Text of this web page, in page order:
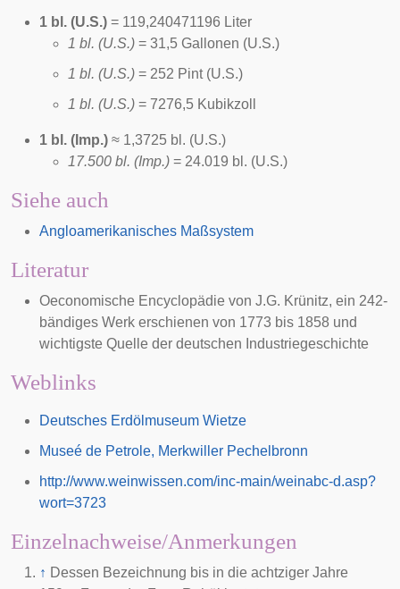
1 bl. (U.S.) = 119,240471196 Liter
1 bl. (U.S.) = 31,5 Gallonen (U.S.)
1 bl. (U.S.) = 252 Pint (U.S.)
1 bl. (U.S.) = 7276,5 Kubikzoll
1 bl. (Imp.) ≈ 1,3725 bl. (U.S.)
17.500 bl. (Imp.) = 24.019 bl. (U.S.)
Siehe auch
Angloamerikanisches Maßsystem
Literatur
Oeconomische Encyclopädie von J.G. Krünitz, ein 242-
bändiges Werk erschienen von 1773 bis 1858 und
wichtigste Quelle der deutschen Industriegeschichte
Weblinks
Deutsches Erdölmuseum Wietze
Museé de Petrole, Merkwiller Pechelbronn
http://www.weinwissen.com/inc-main/weinabc-d.asp?
wort=3723
Einzelnachweise/Anmerkungen
↑ Dessen Bezeichnung bis in die achtziger Jahre